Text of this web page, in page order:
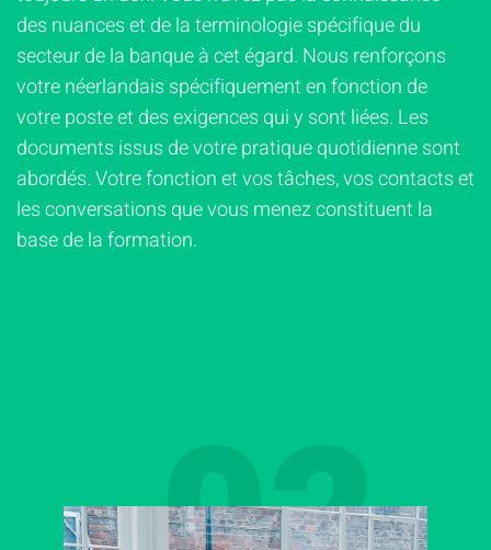
des nuances et de la terminologie spécifique du
secteur de la banque à cet égard. Nous renforçons
votre néerlandais spécifiquement en fonction de
votre poste et des exigences qui y sont liées. Les
documents issus de votre pratique quotidienne sont
abordés. Votre fonction et vos tâches, vos contacts et
les conversations que vous menez constituent la
base de la formation.